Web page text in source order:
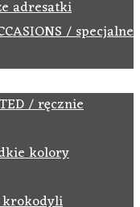
adresatki
/ specjalne
/ ręcznie
kolory
krokodyli